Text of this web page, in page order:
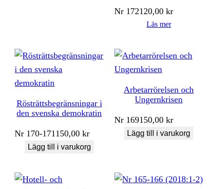
Nr 172120,00kr
Läs mer
Rösträttsbegränsningar i
den svenska demokratin
Nr 170-171150,00kr
Lägg till i varukorg
Arbetarrörelsen och
Ungernkrisen
Nr 169150,00kr
Lägg till i varukorg